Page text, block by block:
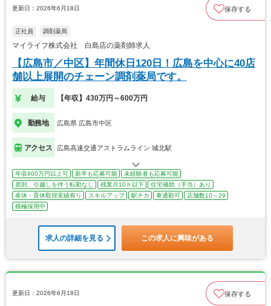
更新日：2026年6月18日 保存する
正社員 調剤薬局
マイライフ株式会社 白島店の薬剤師求人
【広島市／中区】年間休日120日！広島を中心に40店
舗以上展開のチェーン調剤薬局です。
給与 【年収】430万円～600万円
勤務地 広島県 広島市中区
アクセス 広島高速交通アストラムライン 城北駅
年収600万円以上可 新卒も応募可能
未経験者も応募可能
原則、引越しを伴う転勤なし
残業月10ｈ以下
住宅補助（手当）あり
産休・育休取得実績有り
スキルアップ 駅チカ 車通勤可
店舗数10～29
積極採用中
求人の詳細を見る この求人に興味がある
更新日：2026年6月18日 保存する